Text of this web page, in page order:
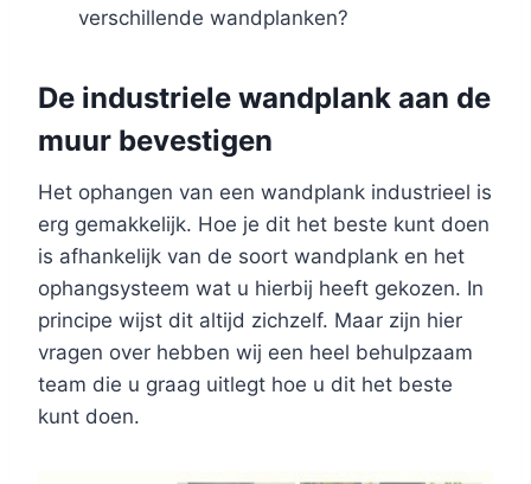
verschillende wandplanken?
De industriele wandplank aan de
muur bevestigen
Het ophangen van een wandplank industrieel is
erg gemakkelijk. Hoe je dit het beste kunt doen
is afhankelijk van de soort wandplank en het
ophangsysteem wat u hierbij heeft gekozen. In
principe wijst dit altijd zichzelf. Maar zijn hier
vragen over hebben wij een heel behulpzaam
team die u graag uitlegt hoe u dit het beste
kunt doen.